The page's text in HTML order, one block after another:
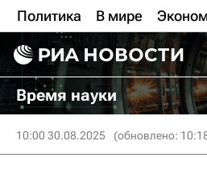
Политика В мире
Время науки
10:00 30.08.2025 (обновлено: